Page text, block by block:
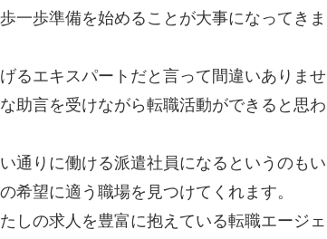
一歩準備を始めることが大事になってきま
るエキスパートだと言って間違いありませ
助言を受けながら転職活動ができると思わ
通りに働ける派遣社員になるというのもい
希望に適う職場を見つけてくれます。
しの求人を豊富に抱えている転職エージェ